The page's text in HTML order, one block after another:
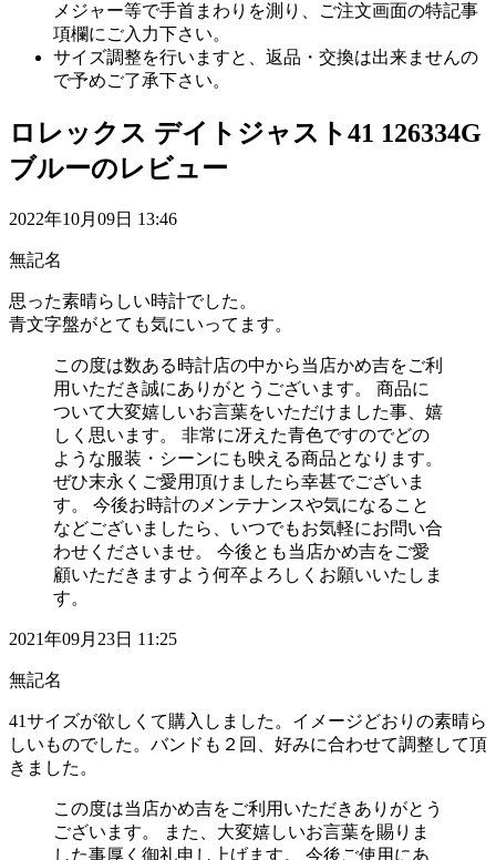
メジャー等で手首まわりを測り、ご注文画面の特記事
項欄にご入力下さい。
サイズ調整を行いますと、返品・交換は出来ませんの
で予めご了承下さい。
ロレックス デイトジャスト41 126334G
ブルーのレビュー
2022年10月09日 13:46
無記名
思った素晴らしい時計でした。
青文字盤がとても気にいってます。
この度は数ある時計店の中から当店かめ吉をご利
用いただき誠にありがとうございます。 商品に
ついて大変嬉しいお言葉をいただけました事、嬉
しく思います。 非常に冴えた青色ですのでどの
ような服装・シーンにも映える商品となります。
ぜひ末永くご愛用頂けましたら幸甚でございま
す。 今後お時計のメンテナンスや気になること
などございましたら、いつでもお気軽にお問い合
わせくださいませ。 今後とも当店かめ吉をご愛
顧いただきますよう何卒よろしくお願いいたしま
す。
2021年09月23日 11:25
無記名
41サイズが欲しくて購入しました。イメージどおりの素晴ら
しいものでした。バンドも２回、好みに合わせて調整して頂
きました。
この度は当店かめ吉をご利用いただきありがとう
ございます。 また、大変嬉しいお言葉を賜りま
した事厚く御礼申し上げます。 今後ご使用にあ